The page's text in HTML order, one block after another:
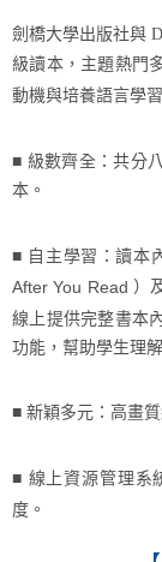
劍橋大學出版社與
級讀本，主題熱門
動機與培養語言學
■ 級數齊全：共分
本。
■ 自主學習：讀本
After You Read ）
線上提供完整書本
功能，幫助學生理
■ 新穎多元：高畫
■ 線上資源管理系
度。